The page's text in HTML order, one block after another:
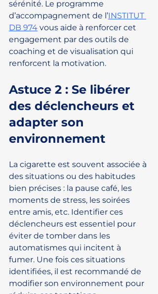
sérénité. Le programme
d’accompagnement de l’INSTITUT
DB 974 vous aide à renforcer cet
engagement par des outils de
coaching et de visualisation qui
renforcent la motivation.
Astuce 2 : Se libérer
des déclencheurs et
adapter son
environnement
La cigarette est souvent associée à
des situations ou des habitudes
bien précises : la pause café, les
moments de stress, les soirées
entre amis, etc. Identifier ces
déclencheurs est essentiel pour
éviter de tomber dans les
automatismes qui incitent à
fumer. Une fois ces situations
identifiées, il est recommandé de
modifier son environnement pour